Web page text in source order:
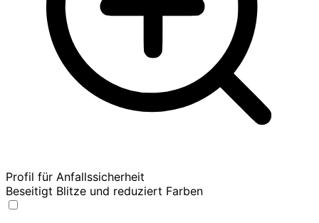
Profil für Anfallssicherheit
Beseitigt Blitze und reduziert Farben